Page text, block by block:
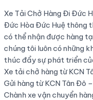
Xe Tải Chở Hàng Đi Đức
Đức Hòa Đức Huệ thông
có thể nhận được hàng
chúng tôi luôn có những
thúc đẩy sự phát triển
Xe tải chở hàng từ KCN
Gửi hàng từ KCN Tân Đô
Chành xe vận chuyển